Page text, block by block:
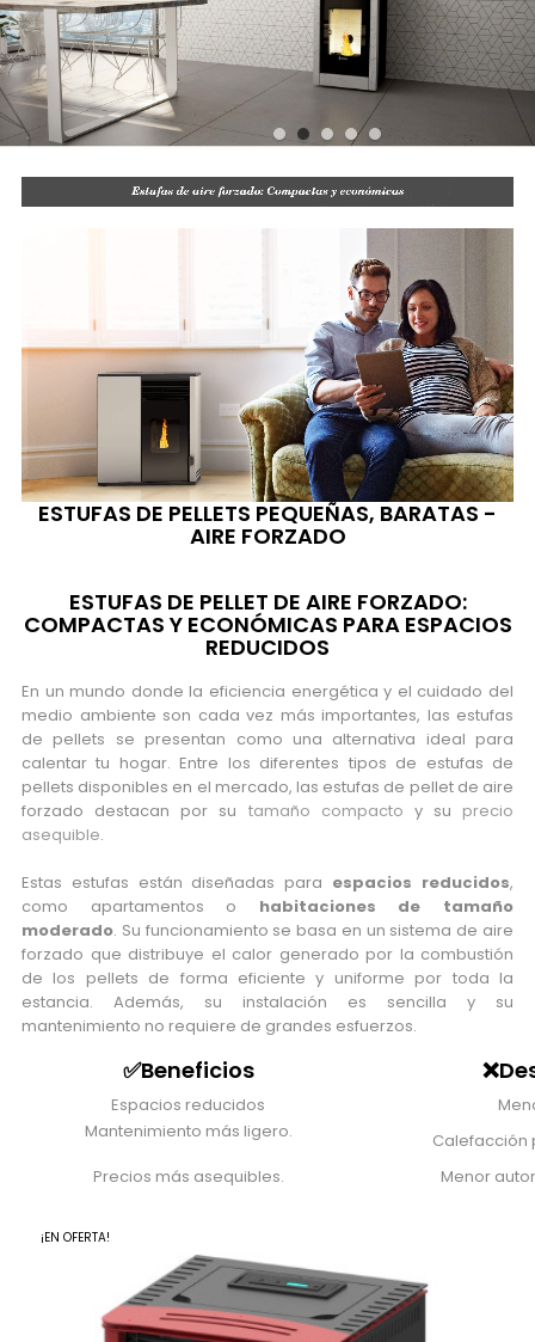
ESTUFAS DE PELLETS PEQUEÑAS, BARATAS -
AIRE FORZADO
ESTUFAS DE PELLET DE AIRE FORZADO:
COMPACTAS Y ECONÓMICAS PARA ESPACIOS
REDUCIDOS
En un mundo donde la eficiencia energética y el cuidado del
medio ambiente son cada vez más importantes, las estufas
de pellets se presentan como una alternativa ideal para
calentar tu hogar. Entre los diferentes tipos de estufas de
pellets disponibles en el mercado, las estufas de pellet de aire
forzado destacan por su tamaño compacto y su precio
asequible.
Estas estufas están diseñadas para espacios reducidos,
como apartamentos o habitaciones de tamaño
moderado. Su funcionamiento se basa en un sistema de aire
forzado que distribuye el calor generado por la combustión
de los pellets de forma eficiente y uniforme por toda la
estancia. Además, su instalación es sencilla y su
mantenimiento no requiere de grandes esfuerzos.
✅Beneficios
Espacios reducidos
Mantenimiento más ligero.
Calefacción
Precios más asequibles.
Menor
¡EN OFERTA!